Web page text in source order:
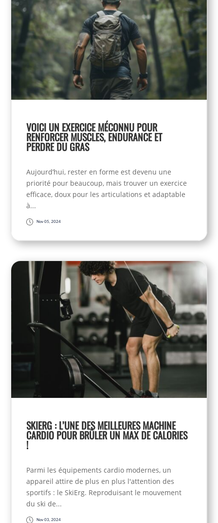
VOICI UN EXERCICE MÉCONNU POUR
RENFORCER MUSCLES, ENDURANCE ET
PERDRE DU GRAS
Aujourd’hui, rester en forme est devenu une
priorité pour beaucoup, mais trouver un exercice
efficace, doux pour les articulations et adaptable
à...
Nov 05, 2024
SKIERG : L’UNE DES MEILLEURES MACHINE
CARDIO POUR BRÛLER UN MAX DE CALORIES
!
Parmi les équipements cardio modernes, un
appareil attire de plus en plus l'attention des
sportifs : le SkiErg. Reproduisant le mouvement
du ski de...
Nov 03, 2024